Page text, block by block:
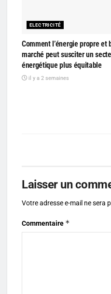
ELECTRICITÉ
Comment l’énergie propre et
marché peut susciter un
énergétique plus équitable
il y a 2 semaines
Laisser un
Votre adresse e-mail ne sera
Commentaire *